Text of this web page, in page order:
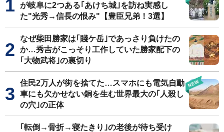
が岐阜に2つある｢あけち城｣を訪ね実感し
た"光秀→信長の恨み"【豊臣兄弟！3選】
なぜ柴田勝家は｢賤ケ岳｣であっさり負けたの
か…秀吉がこっそり工作していた勝家配下の
｢大物武将｣の裏切り
住民2万人が街を捨てた…スマホにも電気自動
車にも欠かせない銅を生む世界最大の｢人殺し
の穴｣の正体
｢転倒→骨折→寝たきり｣の老後が待ち受け